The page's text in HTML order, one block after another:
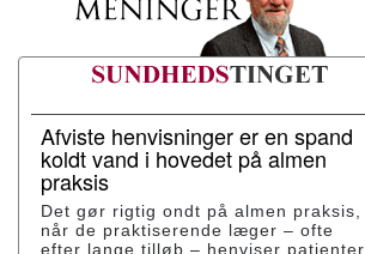
Afviste henvisninger er en spand
koldt vand i hovedet på almen
praksis
Det gør rigtig ondt på almen praksis,
når de praktiserende læger – ofte
efter lange tilløb – henviser patienter